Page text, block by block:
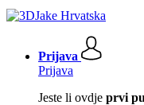
Prijava
Prijava
Jeste li ovdje prvi